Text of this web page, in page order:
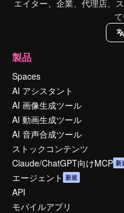
エイター、企業、代理店、
製品
Spaces
AI アシスタント
AI 画像生成ツール
AI 動画生成ツール
AI 音声合成ツール
ストックコンテンツ
Claude/ChatGPT向けMCP 新
エージェント 新規
API
モバイルアプリ